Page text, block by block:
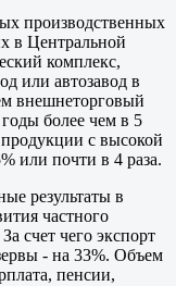
производственных
в Центральной
комплекс,
или автозавод в
внешнеторговый
более чем в 5
продукции с высокой
или почти в 4 раза.
результаты в
частного
счет чего экспорт
- на 33%. Объем
пенсии,